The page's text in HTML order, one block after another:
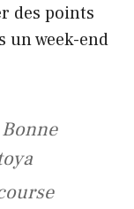
des points
un week-end